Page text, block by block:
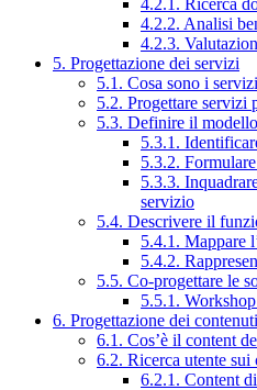
4.2.1. Ricerca
4.2.2. Analisi
4.2.3.
5. Progettazione dei servizi
5.1. Cosa sono i
5.2. Progettare servizi
5.3. Definire il
5.3.1.
5.3.2.
5.3.3.
servizio
5.4. Descrivere il
5.4.1. Mappare
5.4.2.
5.5. Co-progettare le
5.5.1.
6. Progettazione dei contenuti
6.1. Cos’è il content
6.2. Ricerca utente
6.2.1. Content